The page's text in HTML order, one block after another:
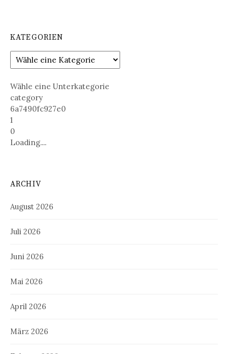
KATEGORIEN
Wähle eine Unterkategorie
category
6a7490fc927e0
1
0
Loading....
ARCHIV
August 2026
Juli 2026
Juni 2026
Mai 2026
April 2026
März 2026